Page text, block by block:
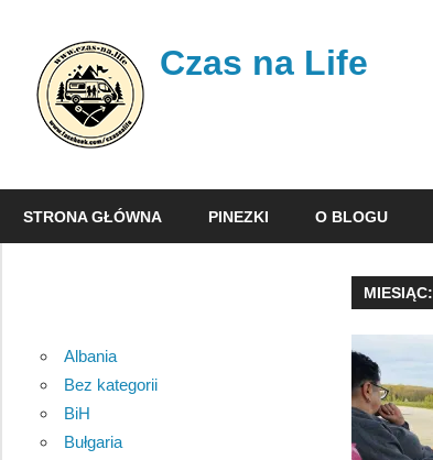
content
Czas na Life
nasz
STRONA GŁÓWNA PINEZKI O BLOGU
MIESIĄC:
Albania
Bez kategorii
BiH
Bułgaria